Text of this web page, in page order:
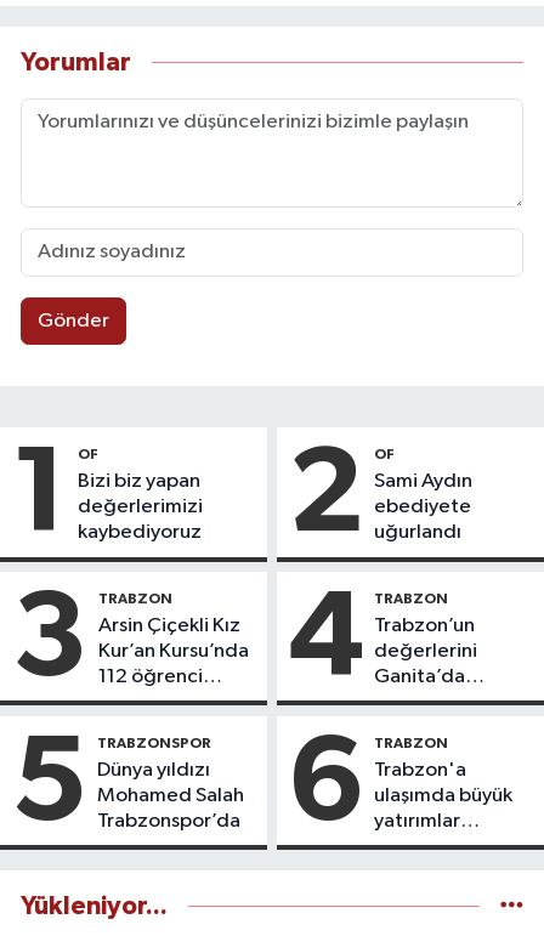
Yorumlar
Gönder
1 OF
Bizi biz yapan
değerlerimizi
kaybediyoruz
2 OF
Sami Aydın
ebediyete
uğurlandı
3 TRABZON
Arsin Çiçekli Kız
Kur’an Kursu’nda
112 öğrenci
icazet aldı
4 TRABZON
Trabzon’un
değerlerini
Ganita’da
yaşatıyoruz
5 TRABZONSPOR
Dünya yıldızı
Mohamed Salah
Trabzonspor’da
6 TRABZON
Trabzon'a
ulaşımda büyük
yatırımlar
yapılıyor
Yükleniyor...